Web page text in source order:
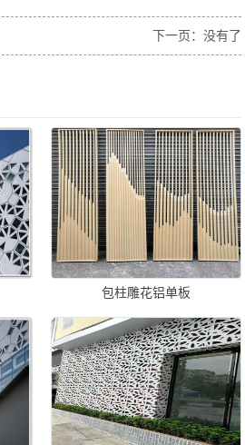
下一页：没有了
包柱雕花铝单板